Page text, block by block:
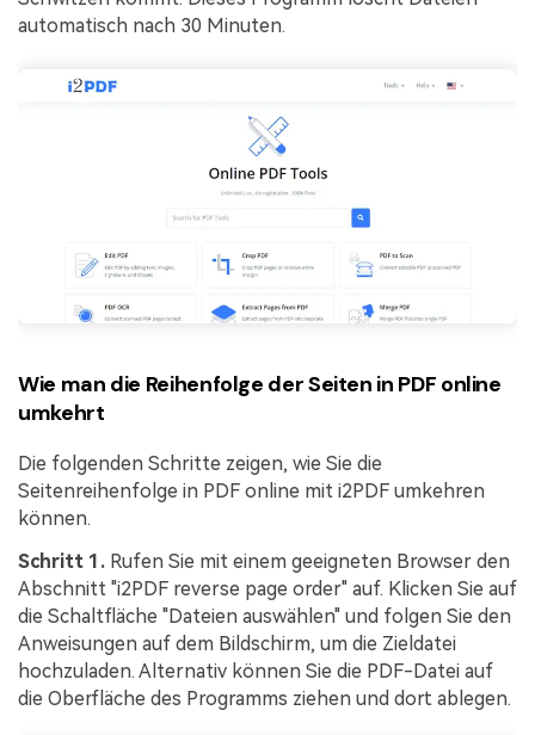
automatisch nach 30 Minuten.
Wie man die Reihenfolge der Seiten in PDF online
umkehrt
Die folgenden Schritte zeigen, wie Sie die
Seitenreihenfolge in PDF online mit i2PDF umkehren
können.
Schritt 1. Rufen Sie mit einem geeigneten Browser den
Abschnitt "i2PDF reverse page order" auf. Klicken Sie auf
die Schaltfläche "Dateien auswählen" und folgen Sie den
Anweisungen auf dem Bildschirm, um die Zieldatei
hochzuladen. Alternativ können Sie die PDF-Datei auf
die Oberfläche des Programms ziehen und dort ablegen.